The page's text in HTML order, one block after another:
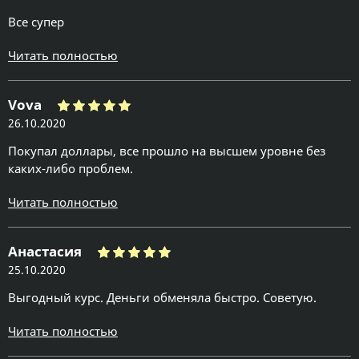
Все супер
Читать полностью
Vova
26.10.2020
Покупал доллары, все прошло на высшем уровне без
каких-либо проблем.
Читать полностью
Анастасия
25.10.2020
Выгодный курс. Деньги обменяла быстро. Советую.
Читать полностью